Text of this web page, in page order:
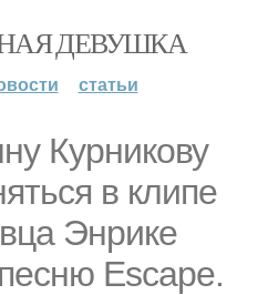
ДЕВУШКА
статьи
Курникову
в клипе
Энрике
Escape.